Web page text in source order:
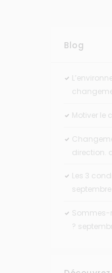
Blog
Motiver le
direction.
Les 3
Sommes-
?